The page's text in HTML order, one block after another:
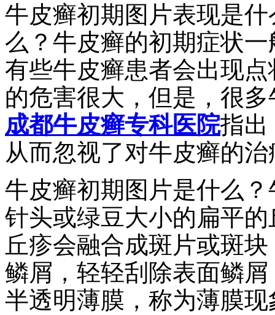
牛皮癣初期图片表现是
么？牛皮癣的初期症状
有些牛皮癣患者会出现
的危害很大，但是，很
成都牛皮癣专科医院指出
从而忽视了对牛皮癣的
牛皮癣初期图片是什么
针头或绿豆大小的扁平
丘疹会融合成斑片或斑
鳞屑，轻轻刮除表面鳞
半透明薄膜，称为薄膜